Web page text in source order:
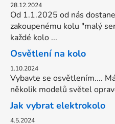
28.12.2024
Od 1.1.2025 od nás
zakoupenému kolu "malý
každé kolo ...
Osvětlení na kolo
1.10.2024
Vybavte se osvětlením....
několik modelů světel
Jak vybrat elektrokolo
4.5.2024